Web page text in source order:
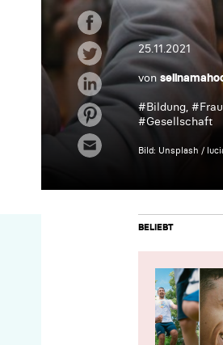
25.11.2021
von
#Bildung, #
#Gesellschaft
Bild: Unsplash /
BELIEBT